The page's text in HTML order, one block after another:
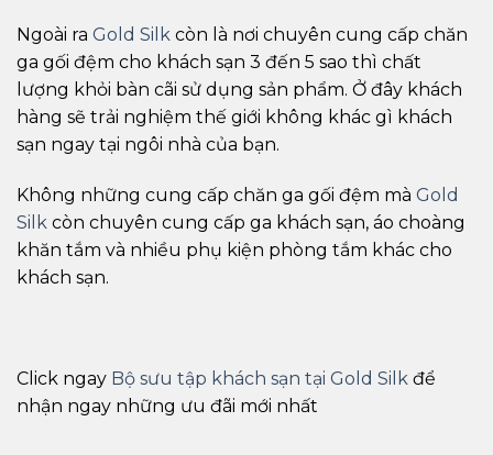
Ngoài ra Gold Silk còn là nơi chuyên cung cấp chăn
ga gối đệm cho khách sạn 3 đến 5 sao thì chất
lượng khỏi bàn cãi sử dụng sản phẩm. Ở đây khách
hàng sẽ trải nghiệm thế giới không khác gì khách
sạn ngay tại ngôi nhà của bạn.
Không những cung cấp chăn ga gối đệm mà Gold
Silk còn chuyên cung cấp ga khách sạn, áo choàng
khăn tắm và nhiều phụ kiện phòng tắm khác cho
khách sạn.
Click ngay Bộ sưu tập khách sạn tại Gold Silk để
nhận ngay những ưu đãi mới nhất